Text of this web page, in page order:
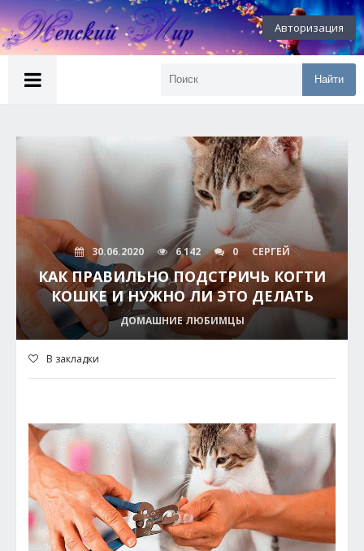
Авторизация
Найти
30.06.2020 6 142 0 СЕРГЕЙ
КАК ПРАВИЛЬНО ПОДСТРИЧЬ КОГТИ
КОШКЕ И НУЖНО ЛИ ЭТО ДЕЛАТЬ
ДОМАШНИЕ ЛЮБИМЦЫ
В закладки